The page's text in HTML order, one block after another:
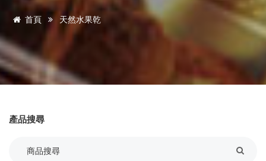
首頁 天然水果乾
產品搜尋